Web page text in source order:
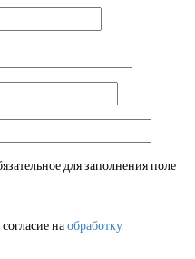
для заполнения поле
наобработку